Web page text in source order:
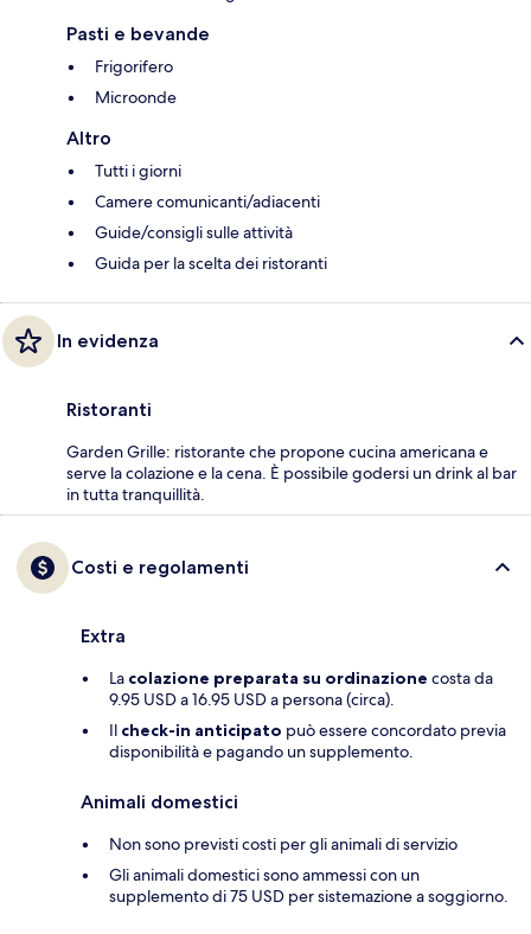
Pasti e bevande
Frigorifero
Microonde
Altro
Tutti i giorni
Camere comunicanti/adiacenti
Guide/consigli sulle attività
Guida per la scelta dei ristoranti
In evidenza
Ristoranti
Garden Grille: ristorante che propone cucina americana e
serve la colazione e la cena. È possibile godersi un drink al bar
in tutta tranquillità.
Costi e regolamenti
Extra
La colazione preparata su ordinazione costa da
9.95 USD a 16.95 USD a persona (circa).
Il check-in anticipato può essere concordato previa
disponibilità e pagando un supplemento.
Animali domestici
Non sono previsti costi per gli animali di servizio
Gli animali domestici sono ammessi con un
supplemento di 75 USD per sistemazione a soggiorno.